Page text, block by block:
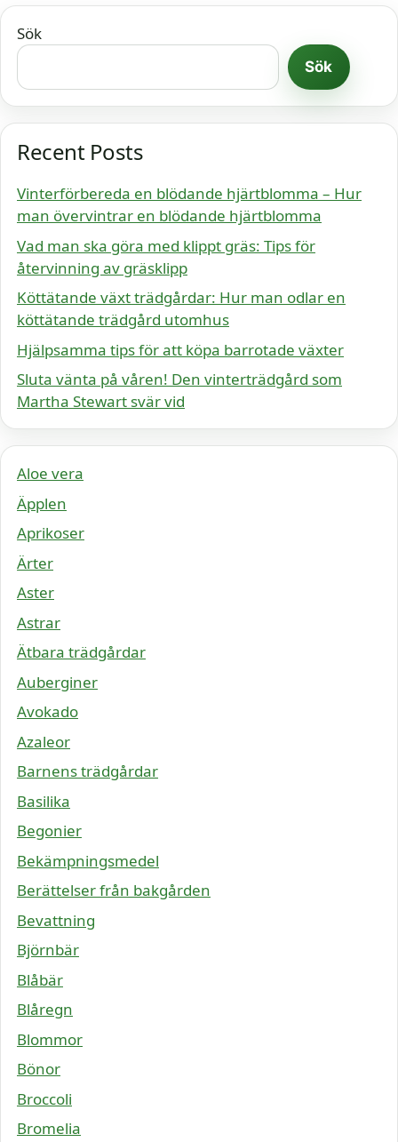
Sök
Sök
Recent Posts
Vinterförbereda en blödande hjärtblomma – Hur
man övervintrar en blödande hjärtblomma
Vad man ska göra med klippt gräs: Tips för
återvinning av gräsklipp
Köttätande växt trädgårdar: Hur man odlar en
köttätande trädgård utomhus
Hjälpsamma tips för att köpa barrotade växter
Sluta vänta på våren! Den vinterträdgård som
Martha Stewart svär vid
Aloe vera
Äpplen
Aprikoser
Ärter
Aster
Astrar
Ätbara trädgårdar
Auberginer
Avokado
Azaleor
Barnens trädgårdar
Basilika
Begonier
Bekämpningsmedel
Berättelser från bakgården
Bevattning
Björnbär
Blåbär
Blåregn
Blommor
Bönor
Broccoli
Bromelia